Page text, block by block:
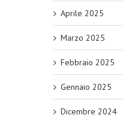
Aprile 2025
Marzo 2025
Febbraio 2025
Gennaio 2025
Dicembre 2024